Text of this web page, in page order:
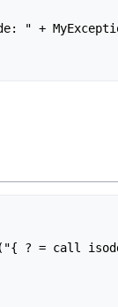
? = call